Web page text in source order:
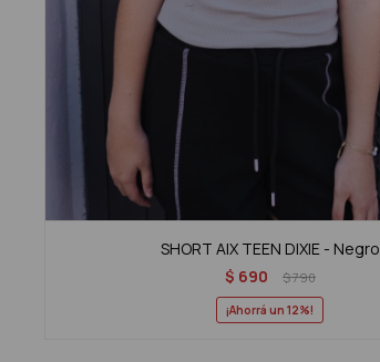
SHORT AIX TEEN DIXIE - Negro
$ 690 $790
12